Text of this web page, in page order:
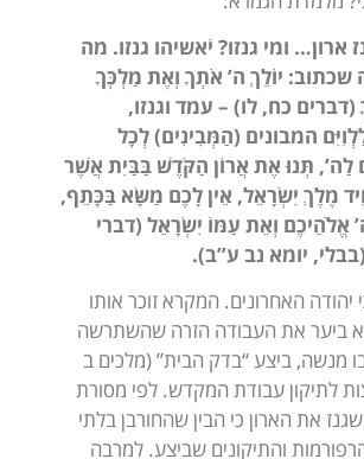
ארון… ומי גנזו? יֹאשיהו גנזו. מה
שכתוב: יוֹלֵךְ ה’ אֹתְךָ וְאֶת מַלְכְּךָ
כח, לו) – עמד וגנזו,
המבונים (הַמְּבִינִים) לְכָל
לַה’, תְּנוּ אֶת אֲרוֹן הַקֹּדֶשׁ בַּבַּיִת אֲשֶׁר
מֶלֶךְ יִשְׂרָאֵל, אֵין לָכֶם מַשָּׂא בַּכָּתֵף,
אֱלֹהֵיכֶם וְאֵת עַמּוֹ יִשְׂרָאֵל (דברי
יומא נב ע”ב).
יהודה האחרונים. המקרא זוכר אותו
ביער את העבודה הזרה שהשתרשה
מנשה, ביצע “בדק הבית” (מלכים ב
לתיקון עבודת המקדש. לפי מסורת
את הארון כי הבין שהחורבן בלתי
והתיקונים שביצע. למרבה